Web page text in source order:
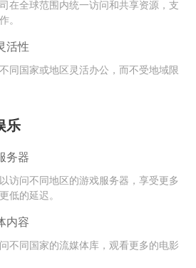
在全球范围内统一访问和共享资源，支
。
活性
同国家或地区灵活办公，而不受地域限
乐
务器
访问不同地区的游戏服务器，享受更多
低的延迟。
内容
不同国家的流媒体库，观看更多的电影